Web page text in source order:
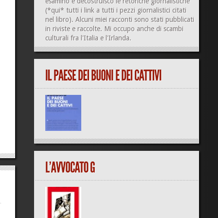
(*qui* tutti i link a tutti i pezzi giornalistici citati
nel libro). Alcuni miei racconti sono stati pubblicati
in riviste e raccolte. Mi occupo anche di scambi
culturalifra l'Italia e l'Irlanda.